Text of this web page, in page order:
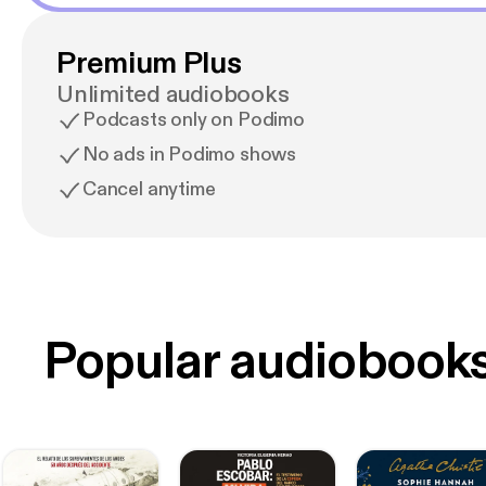
Premium Plus
Unlimited audiobooks
Podcasts only on Podimo
No ads in Podimo shows
Cancel anytime
Popular